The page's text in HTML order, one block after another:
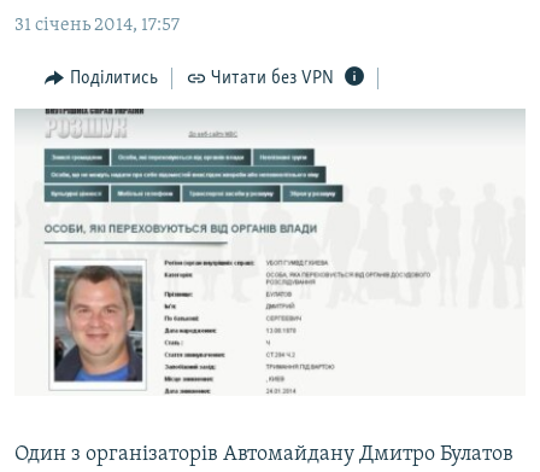
основної
Перейти
до
пошуку
БЛОГИ
ПОГЛЯД
ІНТЕРВ'Ю
ВСЕ ЗА ДЕНЬ
ДЕПОРТАЦІЯ
ВІДЕОУРОКИ «ELIFBE»
СВІДЧЕННЯ ОКУПАЦІЇ
УКРАЇНСЬКА ПРОБЛЕМА КРИМУ
ЯК ОБІЙТИ БЛОКУВАННЯ
Русский
Qırımtatar
31 січень 2014, 17:57
Поділитись Читати без VPN
Один з організаторів Автомайдану Дмитро Булатов